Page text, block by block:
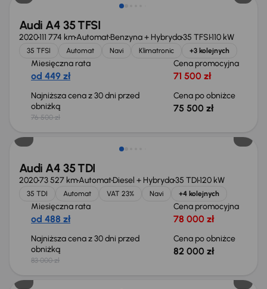
Audi A4 35 TFSI
2020111 774 kmAutomatBenzyna + Hybryda35 TFSI110 kW
35 TFSI Automat Navi Klimatronic +3 kolejnych
Miesięczna rata
od 449 zł
Cena promocyjna
71 500 zł
Najniższa cena z 30 dni przed
obniżką
76 500 zł
Cena po obniżce
75 500 zł
Taniej o 1 000 zł
Audi A4 35 TDI
202073 527 kmAutomatDiesel + Hybryda35 TDI120 kW
35 TDI Automat VAT 23% Navi +4 kolejnych
Miesięczna rata
od 488 zł
Cena promocyjna
78 000 zł
Najniższa cena z 30 dni przed
obniżką
83 000 zł
Cena po obniżce
82 000 zł